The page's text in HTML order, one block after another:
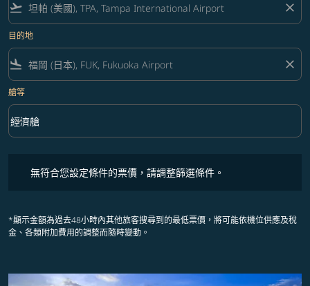
flight_takeoff close
目的地
flight_land close
艙等
艙等 option 經濟艙 Selected
經濟艙
keyboard_arrow_down
無符合您設定條件的票價，請調整篩選條件。
*顯示金額為過去48小時內其他旅客搜尋到的最低票價，將可能依機位供應及稅
金、各類附加費用的調整而隨時變動。